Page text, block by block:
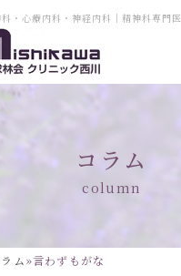
・心療内科・神経内科｜精神科専門
コラム
column
ム»言わずもがな